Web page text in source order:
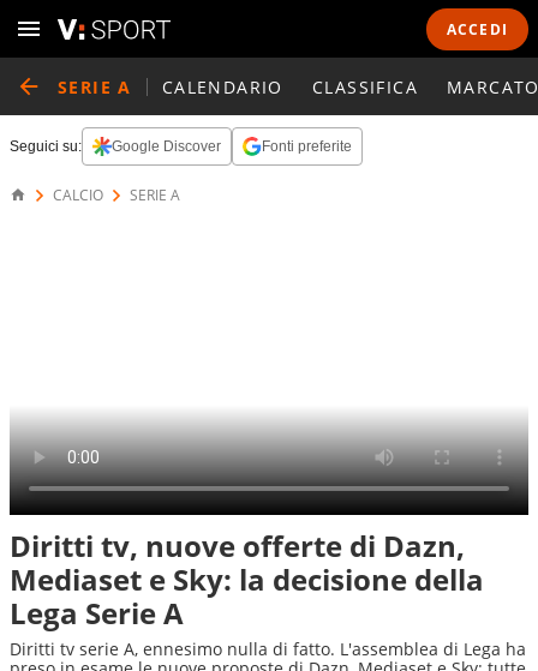
ACCEDI
SERIE A CALENDARIO CLASSIFICA
Seguici su: Google Discover Fonti preferite
CALCIO SERIE A
Diritti tv, nuove offerte di Dazn,
Mediaset e Sky: la decisione della
Lega Serie A
Diritti tv serie A, ennesimo nulla di fatto. L'assemblea di Lega ha